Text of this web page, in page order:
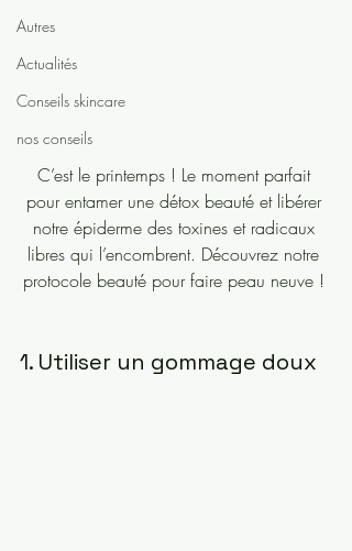
Autres
Actualités
Conseils skincare
nos conseils
C’est le printemps ! Le moment parfait
pour entamer une détox beauté et libérer
notre épiderme des toxines et radicaux
libres qui l’encombrent. Découvrez notre
protocole beauté pour faire peau neuve !
1. Utiliser un gommage doux